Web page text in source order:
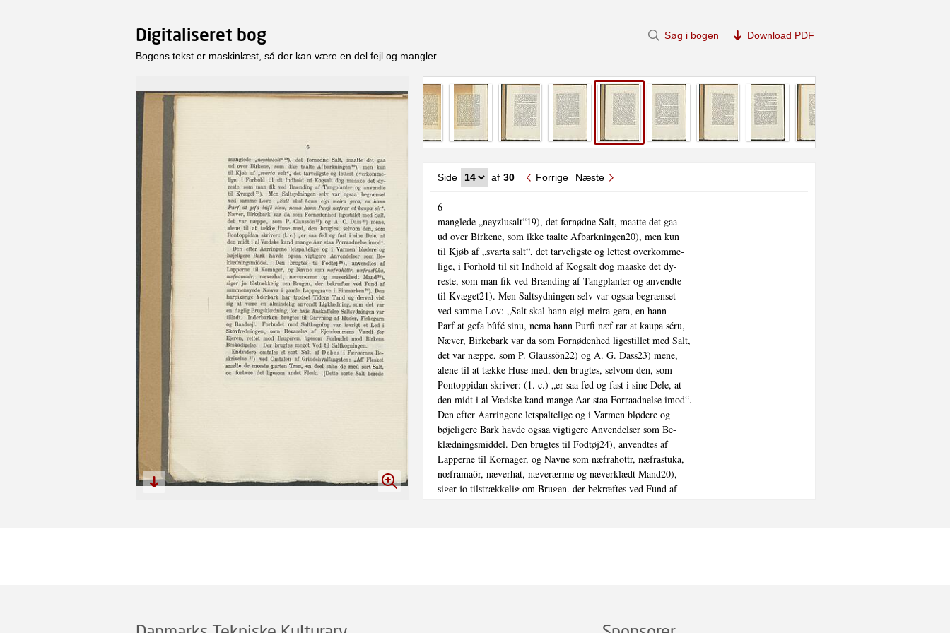
Digitaliseret bog
Bogens tekst er maskinlæst, så der kan være en del fejl og mangler.
Side af 30 Forrige Næste
6
manglede „neyzlusalt“19), det fornødne Salt, maatte det gaa
ud over Birkene, som ikke taalte Afbarkningen20), men kun
til Kjøb af „svarta salt“, det tarveligste og lettest overkomme-
lige, i Forhold til sit Indhold af Kogsalt dog maaske det dy-
reste, som man fik ved Brænding af Tangplanter og anvendte
til Kvæget21). Men Saltsydningen selv var ogsaa begrænset
ved samme Lov: „Salt skal hann eigi meira gera, en hann
Parf at gefa bûfé sinu, nema hann Purfi næf rar at kaupa séru,
Næver, Birkebark var da som Fornødenhed ligestillet med Salt,
det var næppe, som P. Glaussön22) og A. G. Dass23) mene,
alene til at tække Huse med, den brugtes, selvom den, som
Pontoppidan skriver: (1. c.) „er saa fed og fast i sine Dele, at
den midt i al Vædske kand mange Aar staa Forraadnelse imod“.
Den efter Aarringene letspaltelige og i Varmen blødere og
bøjeligere Bark havde ogsaa vigtigere Anvendelser som Be-
klædningsmiddel. Den brugtes til Fodtøj24), anvendtes af
Lapperne til Kornager, og Navne som næfrahottr, næfrastuka,
nœframaôr, næverhat, næverærme og næverklædt Mand20),
siger jo tilstrækkelig om Brugen, der bekræftes ved Fund af
Beskadigelse. Der brugtes meget Ved til Saltkogningen.
Søg i bogen Download PDF